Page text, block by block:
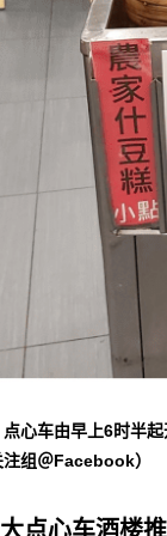
心车由早上6时半起
注组＠Facebook）
点心车酒楼